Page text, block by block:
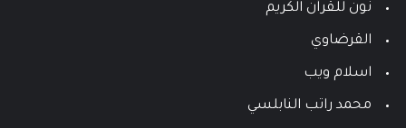
نون للقرآن الكريم
القرضاوي
اسلام ويب
محمد راتب النابلسي